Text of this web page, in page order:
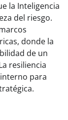
la Inteligencia
del riesgo.
donde la
de un
resiliencia
para